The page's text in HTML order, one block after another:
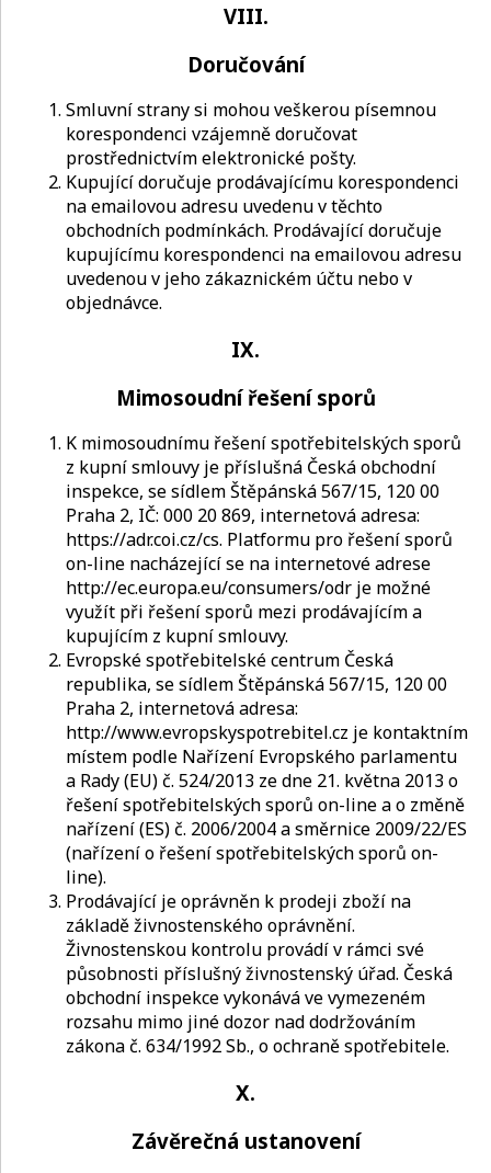
VIII.
Doručování
Smluvní strany si mohou veškerou písemnou
korespondenci vzájemně doručovat
prostřednictvím elektronické pošty.
Kupující doručuje prodávajícímu korespondenci
na emailovou adresu uvedenu v těchto
obchodních podmínkách. Prodávající doručuje
kupujícímu korespondenci na emailovou adresu
uvedenou v jeho zákaznickém účtu nebo v
objednávce.
IX.
Mimosoudní řešení sporů
K mimosoudnímu řešení spotřebitelských sporů
z kupní smlouvy je příslušná Česká obchodní
inspekce, se sídlem Štěpánská 567/15, 120 00
Praha 2, IČ: 000 20 869, internetová adresa:
https://adr.coi.cz/cs. Platformu pro řešení sporů
on-line nacházející se na internetové adrese
http://ec.europa.eu/consumers/odr je možné
využít při řešení sporů mezi prodávajícím a
kupujícím z kupní smlouvy.
Evropské spotřebitelské centrum Česká
republika, se sídlem Štěpánská 567/15, 120 00
Praha 2, internetová adresa:
http://www.evropskyspotrebitel.cz je kontaktním
místem podle Nařízení Evropského parlamentu
a Rady (EU) č. 524/2013 ze dne 21. května 2013 o
řešení spotřebitelských sporů on-line a o změně
nařízení (ES) č. 2006/2004 a směrnice 2009/22/ES
(nařízení o řešení spotřebitelských sporů on-
line).
Prodávající je oprávněn k prodeji zboží na
základě živnostenského oprávnění.
Živnostenskou kontrolu provádí v rámci své
působnosti příslušný živnostenský úřad. Česká
obchodní inspekce vykonává ve vymezeném
rozsahu mimo jiné dozor nad dodržováním
zákona č. 634/1992 Sb., o ochraně spotřebitele.
X.
Závěrečná ustanovení